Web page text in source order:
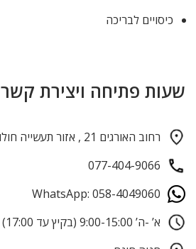
כיסויים לבריכה
שעות פתיחה ויצירת קשר
רחוב האורגים 21 , אזור תעשייה חולון
077-404-9066
WhatsApp: 058-4049060
א’ -ה’ 9:00-15:00 (בקיץ עד 17:00) | ימי ו’ : 9:00-13:00